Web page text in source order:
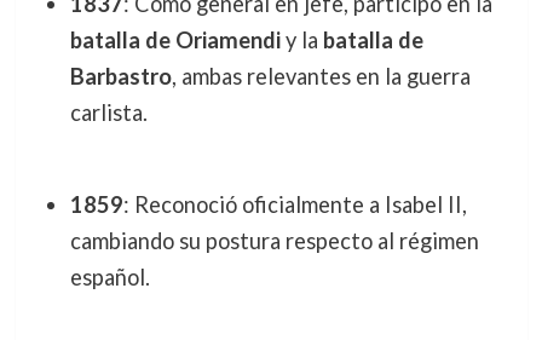
batalla de Oriamendiy la batalla de
Barbastro, ambas relevantes en la guerra
carlista.
1859: Reconoció oficialmente a Isabel II,
cambiando su postura respecto al régimen
español.